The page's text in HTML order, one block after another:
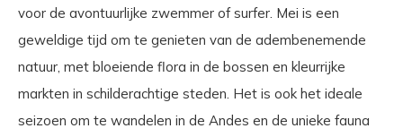
voor de avontuurlijke zwemmer of surfer. Mei is een
geweldige tijd om te genieten van de adembenemende
natuur, met bloeiende flora in de bossen en kleurrijke
markten in schilderachtige steden. Het is ook het ideale
seizoen om te wandelen in de Andes en de unieke fauna